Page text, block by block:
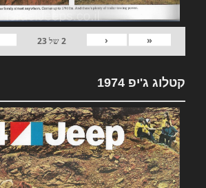
«
‹
2של23
קטלוג ג'יפ 1974